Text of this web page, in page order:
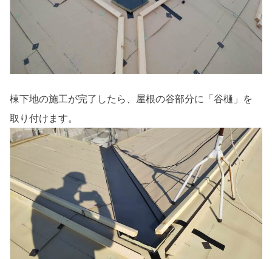
棟下地の施工が完了したら、屋根の谷部分に「谷樋」を
取り付けます。